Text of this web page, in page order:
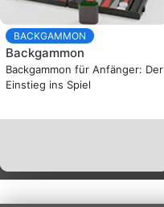
BACKGAMMON
Backgammon
Backgammon für Anfänger: Der
Einstieg ins Spiel